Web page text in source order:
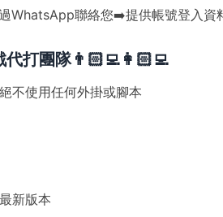
聯絡您➡️提供帳號登入資
打團隊👨🏻‍💻👩🏻‍💻
不使用任何外掛或腳本
新版本